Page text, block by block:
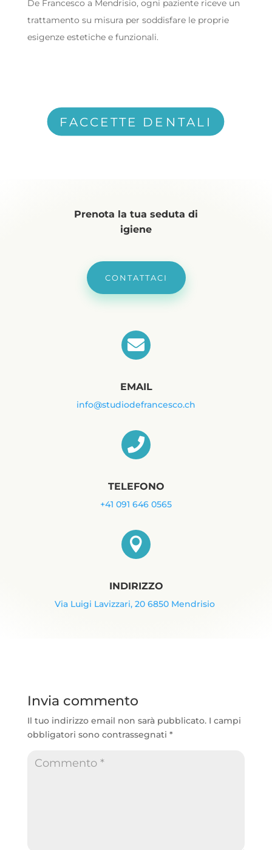
De Francesco a Mendrisio, ogni paziente riceve un
trattamento su misura per soddisfare le proprie
esigenze estetiche e funzionali.
FACCETTE DENTALI
Prenota la tua seduta di
igiene
CONTATTACI

EMAIL
info@studiodefrancesco.ch

TELEFONO
+41 091 646 0565

INDIRIZZO
Via Luigi Lavizzari, 20 6850 Mendrisio
Invia commento
Il tuo indirizzo email non sarà pubblicato. I campi
obbligatori sono contrassegnati *